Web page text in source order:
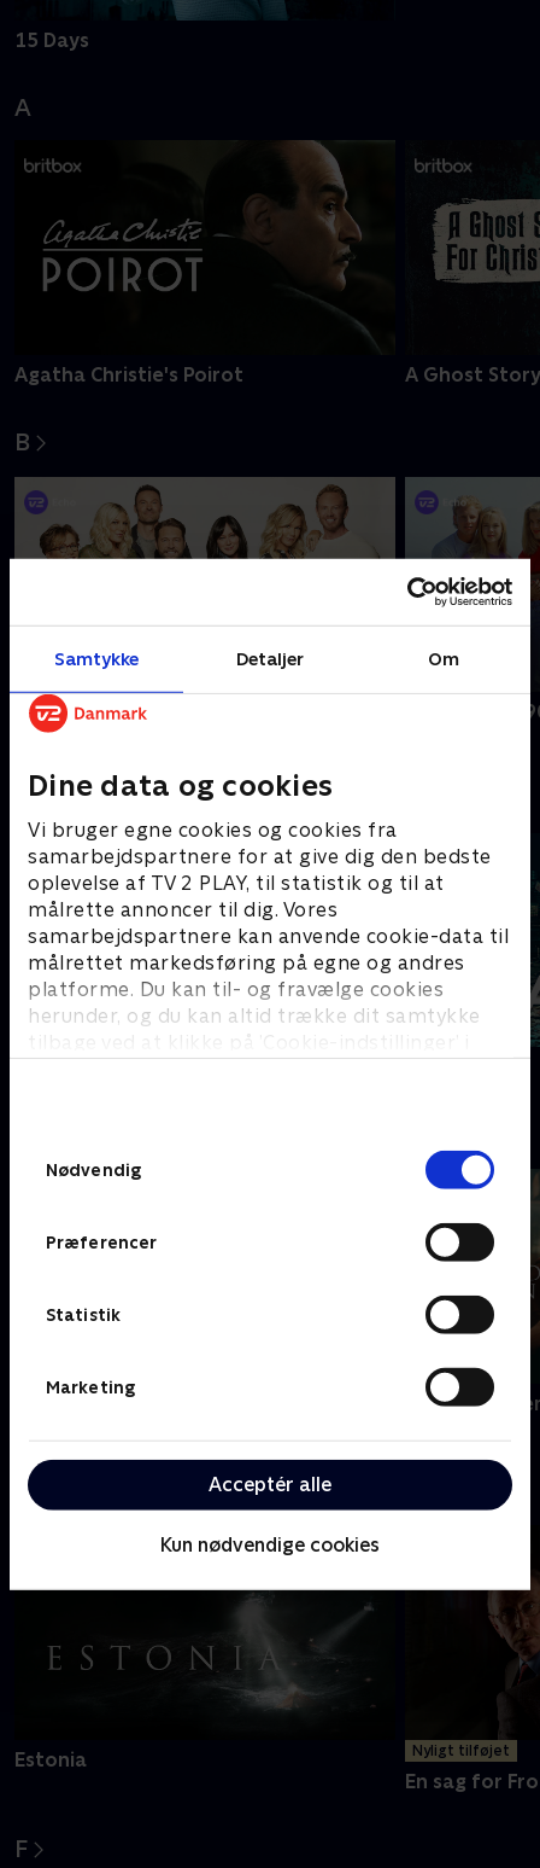
Samtykke Detaljer Om
Dine data og cookies
Vi bruger egne cookies og cookies fra
samarbejdspartnere for at give dig den bedste
oplevelse af TV 2 PLAY, til statistik og til at
målrette annoncer til dig. Vores
samarbejdspartnere kan anvende cookie-data til
målrettet markedsføring på egne og andres
platforme. Du kan til- og fravælge cookies
herunder, og du kan altid trække dit samtykke
tilbage ved at klikke på ’Cookie-indstillinger’ i
Nødvendig
Præferencer
Statistik
Marketing
Acceptér alle
Kun nødvendige cookies
15 Days
A
Agatha Christie's Poirot A Ghost
B
BH90210 Beverly Hills
Dear England Den gode
E
Estonia Nyligt tilføjet
En sag for
F